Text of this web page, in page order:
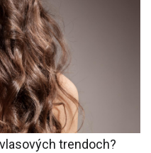
trendoch?